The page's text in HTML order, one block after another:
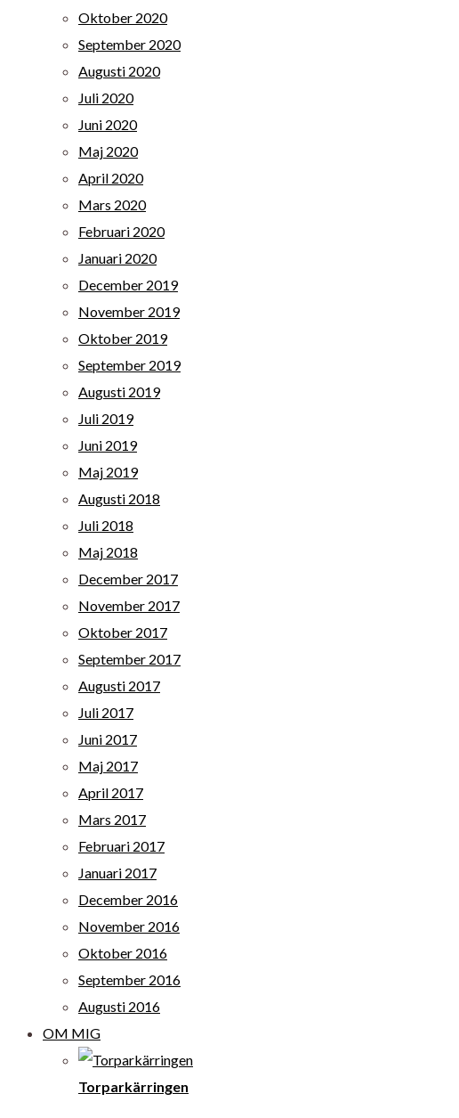
Oktober 2020
September 2020
Augusti 2020
Juli 2020
Juni 2020
Maj 2020
April 2020
Mars 2020
Februari 2020
Januari 2020
December 2019
November 2019
Oktober 2019
September 2019
Augusti 2019
Juli 2019
Juni 2019
Maj 2019
Augusti 2018
Juli 2018
Maj 2018
December 2017
November 2017
Oktober 2017
September 2017
Augusti 2017
Juli 2017
Juni 2017
Maj 2017
April 2017
Mars 2017
Februari 2017
Januari 2017
December 2016
November 2016
Oktober 2016
September 2016
Augusti 2016
OM MIG
Torparkärringen